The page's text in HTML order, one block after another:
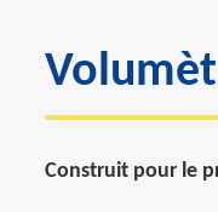
Construit pour le